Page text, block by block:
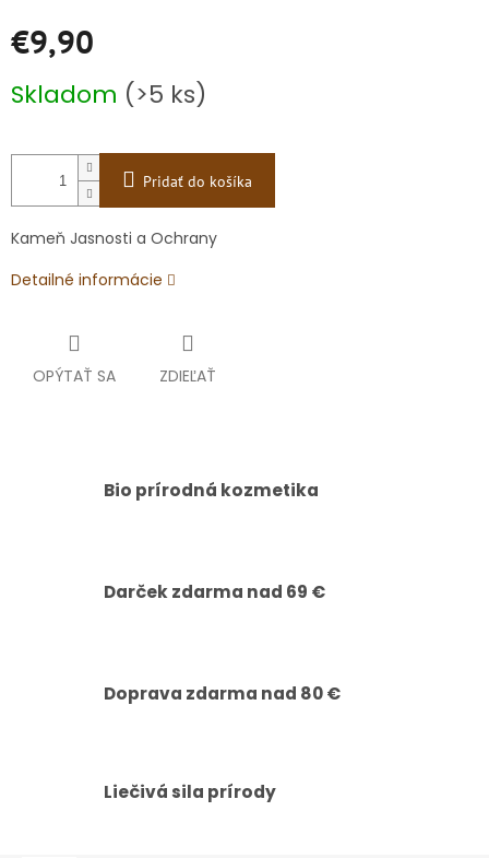
€9,90
cena:
Skladom (>5 ks)
Pridať do košíka
Kameň Jasnosti a Ochrany
Detailné informácie
OPÝTAŤ SA ZDIEĽAŤ
Bio prírodná kozmetika
Darček zdarma nad 69 €
Doprava zdarma nad 80 €
Liečivá sila prírody